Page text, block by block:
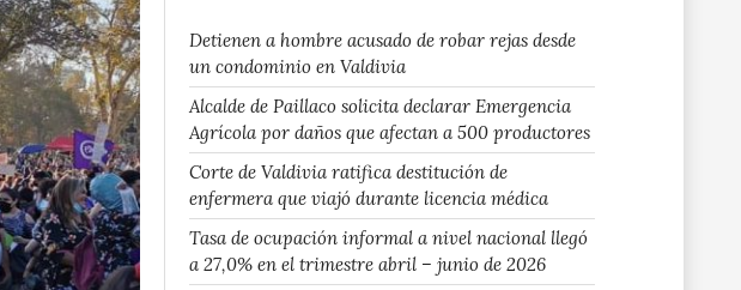
Detienen a hombre acusado de robar rejas desde
un condominio en Valdivia
Alcalde de Paillaco solicita declarar Emergencia
Agrícola por daños que afectan a 500 productores
Corte de Valdivia ratifica destitución de
enfermera que viajó durante licencia médica
Tasa de ocupación informal a nivel nacional llegó
a 27,0% en el trimestre abril – junio de 2026